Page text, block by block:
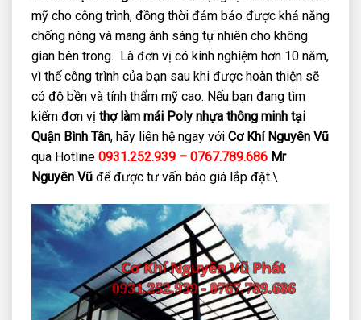
mỹ cho công trình, đồng thời đảm bảo được khả năng
chống nóng và mang ánh sáng tự nhiên cho không
gian bên trong. Là đơn vị có kinh nghiệm hơn 10 năm,
vì thế công trình của bạn sau khi được hoàn thiện sẽ
có độ bền và tính thẩm mỹ cao. Nếu bạn đang tìm
kiếm đơn vị thợ làm mái Poly nhựa thông minh tại
Quận Bình Tân, hãy liên hệ ngay với Cơ Khí Nguyên Vũ
qua Hotline 0931.252.939 – 0767.789.686 Mr
Nguyên Vũ để được tư vấn báo giá lắp đặt.\